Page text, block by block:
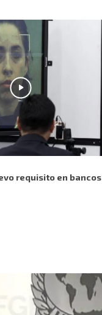
requisito en bancos